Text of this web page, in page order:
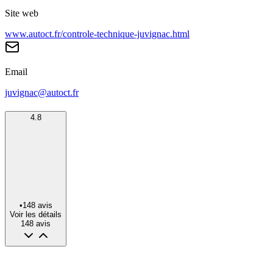
Site web
www.autoct.fr/controle-technique-juvignac.html
Email
juvignac@autoct.fr
4.8
•148 avis
Voir les détails
148 avis